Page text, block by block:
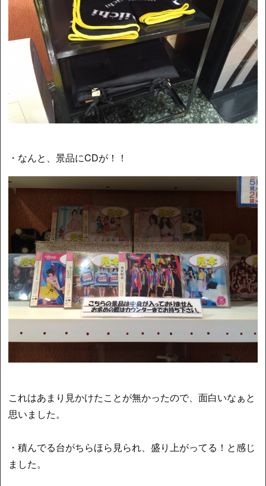
・なんと、景品にCDが！！
これはあまり見かけたことが無かったので、面白いなぁと
思いました。
・積んでる台がちらほら見られ、盛り上がってる！と感じ
ました。